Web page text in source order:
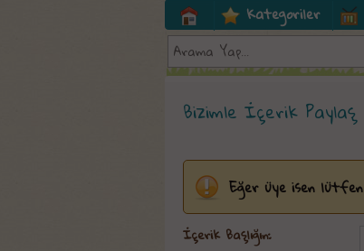
Kategoriler
Bizimle İçerik Paylaş
Eğer üye isen lütfen
İçerik Başlığın: